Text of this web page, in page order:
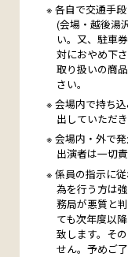
各自で交通手
(会場・越後湯
い。又、駐車
対におやめ下
取り扱いの商
さい。
会場内で持ち
出していただき
会場内・外で
出演者は一切
係員の指示に
為を行う方は
務局が悪質と
ても次年度以
致します。そ
せん。予めご了